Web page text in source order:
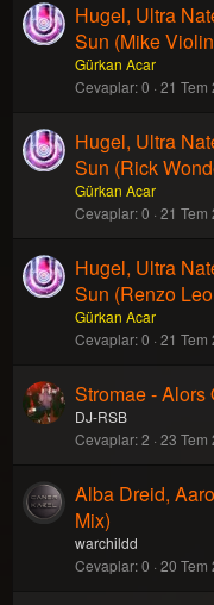
Hugel, Ultra
Sun (Mike
Gürkan Acar
Cevaplar 0 21 Tem
Hugel, Ultra
Sun (Rick
Gürkan Acar
Cevaplar 0 21 Tem
Hugel, Ultra
Sun (Renzo
Gürkan Acar
Cevaplar 0 21 Tem
Stromae - Alors
DJ-RSB
Cevaplar 2 23 Tem
Alba Dreid,
Mix)
warchildd
Cevaplar 0 20 Tem